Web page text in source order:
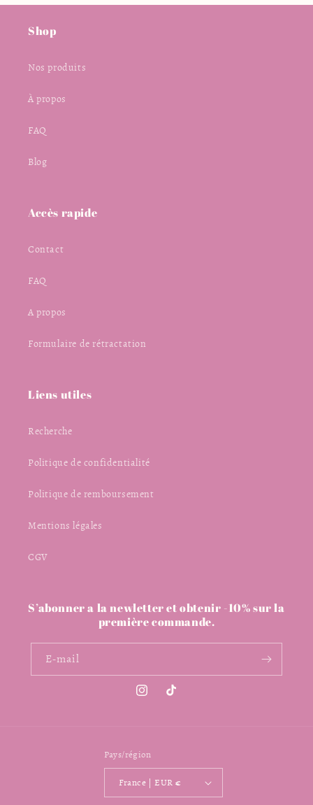
Shop
Nos produits
À propos
FAQ
Blog
Accès rapide
Contact
FAQ
A propos
Formulaire de rétractation
Liens utiles
Recherche
Politique de confidentialité
Politique de remboursement
Mentions légales
CGV
S’abonner a la newletter et obtenir -10% sur la
première commande.
E-mail
InstagramTikTok
Pays/région
France | EUR €